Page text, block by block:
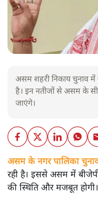
असम शहरी निकाय चुनाव में
है। इन नतीजों से असम के
जाएंगे।
असम के नगर पालिका
रही है। इससे असम में
की स्थिति और मजबूत होगी।